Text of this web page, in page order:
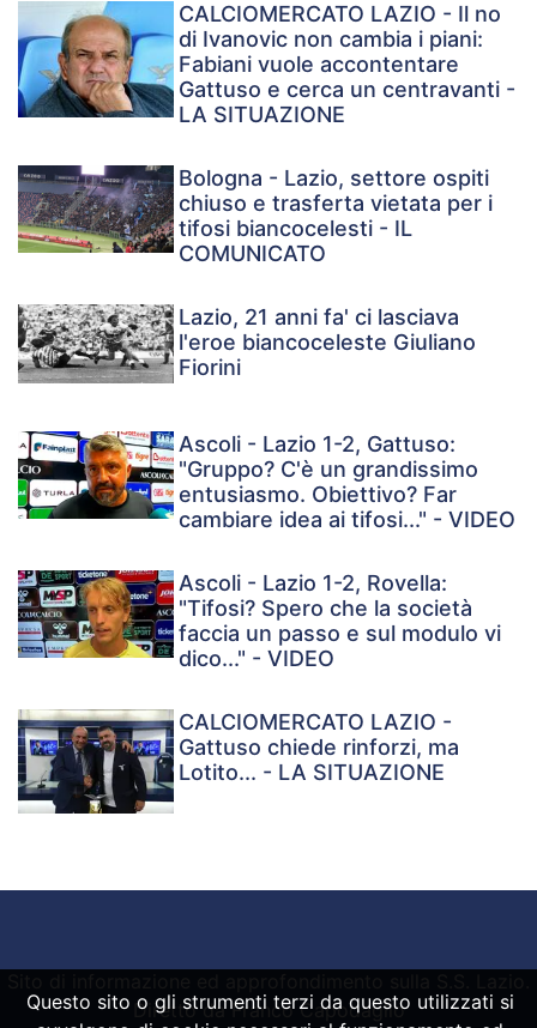
CALCIOMERCATO LAZIO - Il no
di Ivanovic non cambia i piani:
Fabiani vuole accontentare
Gattuso e cerca un centravanti -
LA SITUAZIONE
Bologna - Lazio, settore ospiti
chiuso e trasferta vietata per i
tifosi biancocelesti - IL
COMUNICATO
Lazio, 21 anni fa' ci lasciava
l'eroe biancoceleste Giuliano
Fiorini
Ascoli - Lazio 1-2, Gattuso:
"Gruppo? C'è un grandissimo
entusiasmo. Obiettivo? Far
cambiare idea ai tifosi..." - VIDEO
Ascoli - Lazio 1-2, Rovella:
"Tifosi? Spero che la società
faccia un passo e sul modulo vi
dico..." - VIDEO
CALCIOMERCATO LAZIO -
Gattuso chiede rinforzi, ma
Lotito... - LA SITUAZIONE
Diretto da Franco Capodaglio
Questo sito o gli strumenti terzi da questo utilizzati si